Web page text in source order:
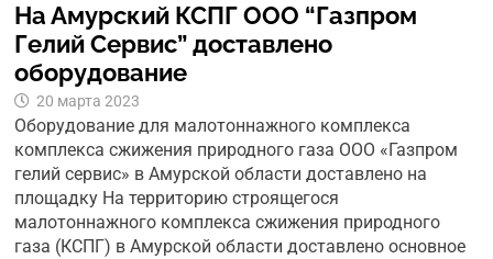
На Амурский КСПГ ООО “Газпром
Гелий Сервис” доставлено
оборудование
20 марта 2023
Оборудование для малотоннажного комплекса
комплекса сжижения природного газа ООО «Газпром
гелий сервис» в Амурской области доставлено на
площадку На территорию строящегося
малотоннажного комплекса сжижения природного
газа (КСПГ) в Амурской области доставлено основное